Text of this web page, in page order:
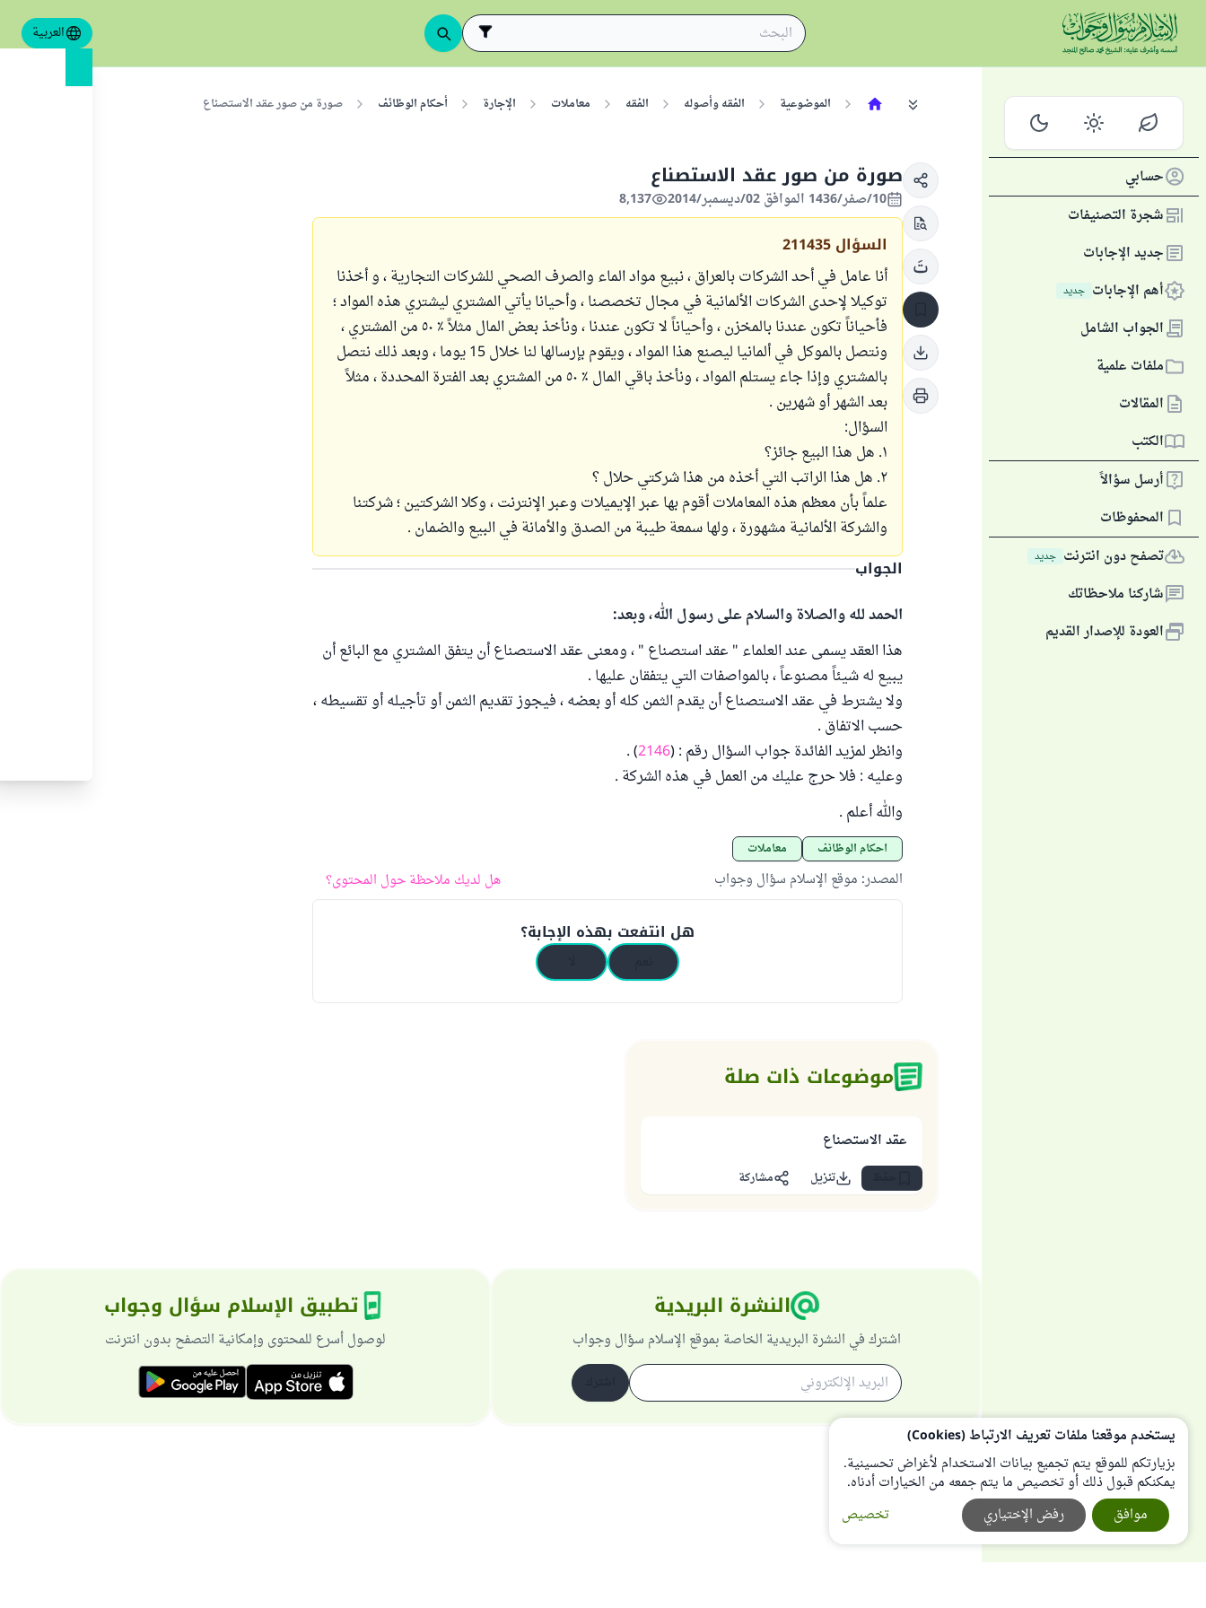
العربية
حسابي
شجرة التصنيفات
جديد الإجابات
أهم الإجابات جديد
الجواب الشامل
ملفات علمية
المقالات
الكتب
أرسل سؤالاً
المحفوظات
تصفح دون انترنت جديد
شاركنا ملاحظاتك
العودة للإصدار القديم
الموضوعية الفقه وأصوله الفقه معاملات الإجارة أحكام الوظائف صورة من صور عقد الاستصناع
صورة من صور عقد الاستصناع
10/صفر/1436 الموافق 02/ديسمبر/2014 8,137
السؤال 211435
أنا عامل في أحد الشركات بالعراق ، نبيع مواد الماء والصرف الصحي للشركات التجارية ، و أخذنا
توكيلا لإحدى الشركات الألمانية في مجال تخصصنا ، وأحيانا يأتي المشتري ليشتري هذه المواد ؛
فأحياناً تكون عندنا بالمخزن ، وأحياناً لا تكون عندنا ، ونأخذ بعض المال مثلاً ٪ ٥٠ من المشتري ،
ونتصل بالموكل في ألمانيا ليصنع هذا المواد ، ويقوم بإرسالها لنا خلال 15 يوما ، وبعد ذلك نتصل
بالمشتري وإذا جاء يستلم المواد ، ونأخذ باقي المال ٪ ٥٠ من المشتري بعد الفترة المحددة ، مثلاً
بعد الشهر أو شهرين .
السؤال:
١. هل هذا البيع جائز؟
٢. هل هذا الراتب التي أخذه من هذا شركتي حلال ؟
علماً بأن معظم هذه المعاملات أقوم بها عبر الإيميلات وعبر الإنترنت ، وكلا الشركتين ؛ شركتنا
والشركة الألمانية مشهورة ، ولها سمعة طيبة من الصدق والأمانة في البيع والضمان .
الجواب
الحمد لله والصلاة والسلام على رسول الله، وبعد:
هذا العقد يسمى عند العلماء " عقد استصناع " ، ومعنى عقد الاستصناع أن يتفق المشتري مع البائع أن
يبيع له شيئاً مصنوعاً ، بالمواصفات التي يتفقان عليها .
ولا يشترط في عقد الاستصناع أن يقدم الثمن كله أو بعضه ، فيجوز تقديم الثمن أو تأجيله أو تقسيطه ،
حسب الاتفاق .
وانظر لمزيد الفائدة جواب السؤال رقم : (2146
) .
وعليه : فلا حرج عليك من العمل في هذه الشركة .
والله أعلم .
أحكام الوظائف معاملات
المصدر: موقع الإسلام سؤال وجواب هل لديك ملاحظة حول المحتوى؟
هل انتفعت بهذه الإجابة؟
موضوعات ذات صلة
عقد الاستصناع
تنزيل مشاركة
النشرة البريدية
اشترك في النشرة البريدية الخاصة بموقع الإسلام سؤال وجواب
تطبيق الإسلام سؤال وجواب
لوصول أسرع للمحتوى وإمكانية التصفح بدون انترنت
يستخدم موقعنا ملفات تعريف الارتباط (Cookies)
بزيارتكم للموقع يتم تجميع بيانات الاستخدام لأغراض تحسينية.
يمكنكم قبول ذلك أو تخصيص ما يتم جمعه من الخيارات أدناه.
تخصيص
رفض الإختياري موافق